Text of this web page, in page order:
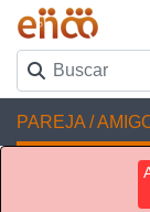
PAREJA /